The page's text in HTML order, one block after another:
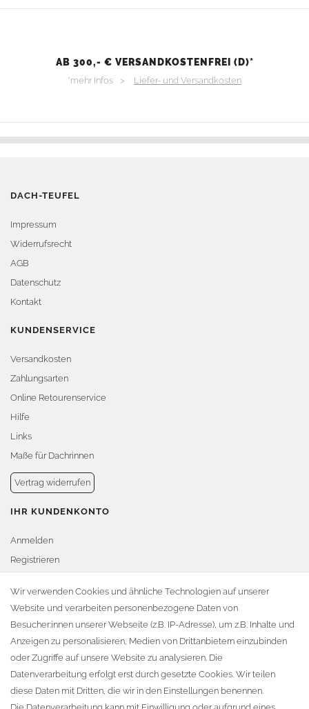
AB 300,- € VERSANDKOSTENFREI (D)*
*mehr Infos > Liefer- und Versandkosten
DACH-TEUFEL
Impressum
Widerrufsrecht
AGB
Datenschutz
Kontakt
KUNDENSERVICE
Versandkosten
Zahlungsarten
Online Retourenservice
Hilfe
Links
Maße für Dachrinnen
Vertrag widerrufen
IHR KUNDENKONTO
Anmelden
Registrieren
Warenkorb
Zur Kasse
KONTAKT
Fa. Steffen Jost
Söbrigener Weg 50
D-01796 Pirna
Wir verwenden Cookies und ähnliche Technologien auf unserer
Website und verarbeiten personenbezogene Daten von
Besucher:innen unserer Webseite (z.B. IP-Adresse), um z.B. Inhalte und
Anzeigen zu personalisieren, Medien von Drittanbietern einzubinden
oder Zugriffe auf unsere Website zu analysieren. Die
Datenverarbeitung erfolgt erst durch gesetzte Cookies. Wir teilen
diese Daten mit Dritten, die wir in den Einstellungen benennen.